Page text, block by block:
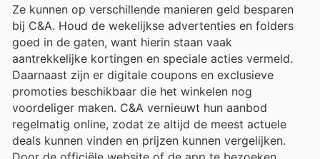
Ze kunnen op verschillende manieren geld besparen
bij C&A. Houd de wekelijkse advertenties en folders
goed in de gaten, want hierin staan vaak
aantrekkelijke kortingen en speciale acties vermeld.
Daarnaast zijn er digitale coupons en exclusieve
promoties beschikbaar die het winkelen nog
voordeliger maken. C&A vernieuwt hun aanbod
regelmatig online, zodat ze altijd de meest actuele
deals kunnen vinden en prijzen kunnen vergelijken.